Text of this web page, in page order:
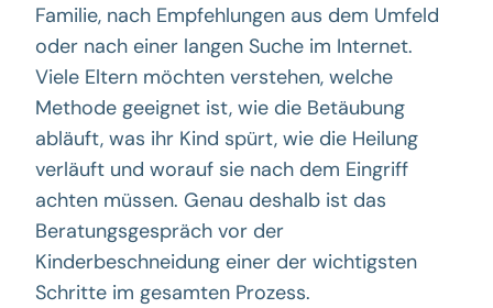
Familie, nach Empfehlungen aus dem Umfeld
oder nach einer langen Suche im Internet.
Viele Eltern möchten verstehen, welche
Methode geeignet ist, wie die Betäubung
abläuft, was ihr Kind spürt, wie die Heilung
verläuft und worauf sie nach dem Eingriff
achten müssen. Genau deshalb ist das
Beratungsgespräch vor der
Kinderbeschneidung einer der wichtigsten
Schritte im gesamten Prozess.